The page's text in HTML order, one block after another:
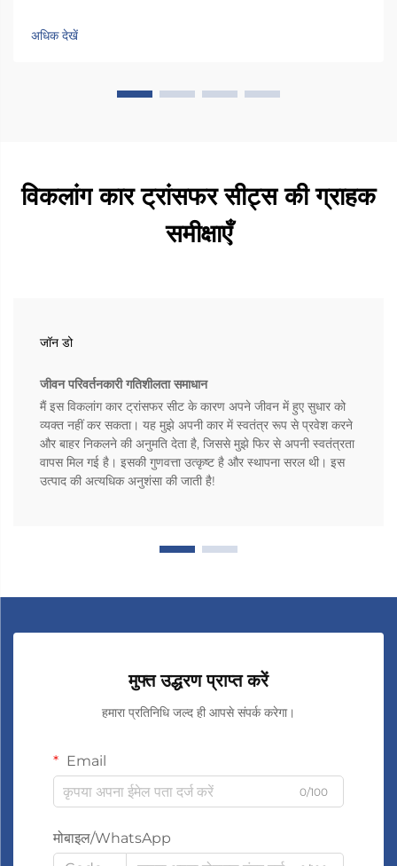
दरवाजे के किनारे की ओर 90 डिग्री तक घुमाता है, ताकि लोग...
अधिक देखें
विकलांग कार ट्रांसफर सीट्स की ग्राहक
समीक्षाएँ
जॉन डो
जीवन परिवर्तनकारी गतिशीलता समाधान
मैं इस विकलांग कार ट्रांसफर सीट के कारण अपने जीवन में हुए सुधार को
व्यक्त नहीं कर सकता। यह मुझे अपनी कार में स्वतंत्र रूप से प्रवेश करने
और बाहर निकलने की अनुमति देता है, जिससे मुझे फिर से अपनी स्वतंत्रता
वापस मिल गई है। इसकी गुणवत्ता उत्कृष्ट है और स्थापना सरल थी। इस
उत्पाद की अत्यधिक अनुशंसा की जाती है!
मुफ्त उद्धरण प्राप्त करें
हमारा प्रतिनिधि जल्द ही आपसे संपर्क करेगा।
Email
0/100
मोबाइल/WhatsApp